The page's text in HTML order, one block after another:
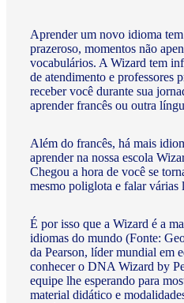
Aprender um novo idioma
prazeroso, momentos não
vocabulários. A Wizard tem
de atendimento e professores
receber você durante sua
aprender francês ou outra
Além do francês, há mais
aprender na nossa escola
Chegou a hora de você se
mesmo poliglota e falar várias
É por isso que a Wizard é a
idiomas do mundo (Fonte:
da Pearson, líder mundial em
conhecer o DNA Wizard by
equipe lhe esperando para
material didático e